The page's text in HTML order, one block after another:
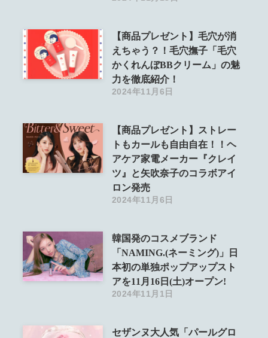
【商品プレゼント】毛穴が消
えちゃう？！毛穴撫子「毛穴
かくれんぼBBクリーム」の魅
力を徹底紹介！
2024年11月6日
【商品プレゼント】ストレー
トもカールも自由自在！！ヘ
アケア家電メーカー『クレイ
ツ』と矢吹奈子のコラボアイ
ロン発売
2024年11月6日
韓国発のコスメブランド
「NAMING.(ネーミング)」日
本初の単独ポップアップスト
アを11月16日(土)オープン!
2024年11月1日
セザンヌ大人気「パールグロ